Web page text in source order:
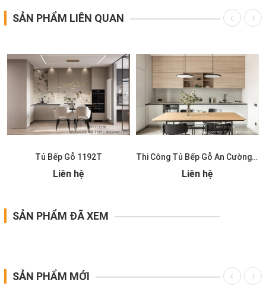
SẢN PHẨM LIÊN QUAN
Tủ Bếp Gỗ 1192T
Liên hệ
Thi Công Tủ Bếp Gỗ An Cường 1191T
Liên hệ
SẢN PHẨM ĐÃ XEM
SẢN PHẨM MỚI